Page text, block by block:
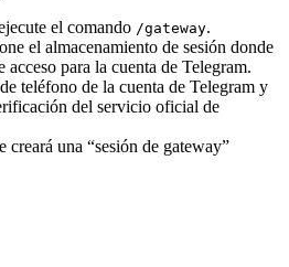
el comando /gateway.
el almacenamiento de sesión donde
acceso para la cuenta de Telegram.
teléfono de la cuenta de Telegram y
del servicio oficial de
creará una “sesión de gateway”